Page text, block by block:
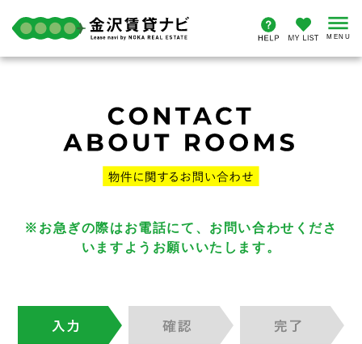
※お急ぎの際はお電話にて、お問い合わせくださ
いますようお願いいたします。